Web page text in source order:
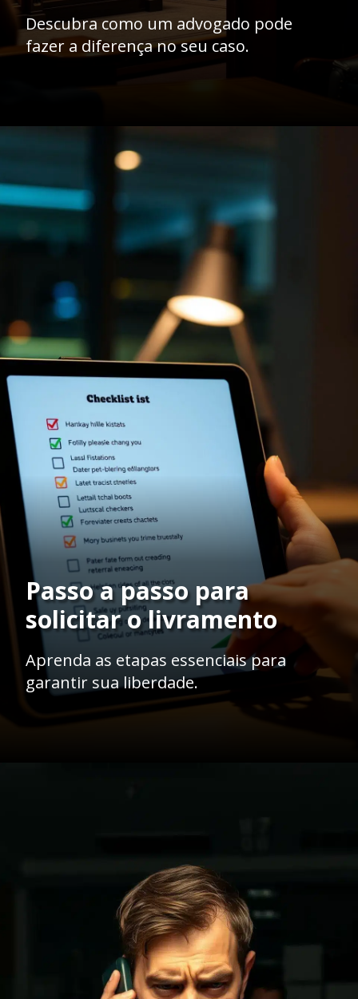
Descubra como um advogado pode
fazer a diferença no seu caso.
https://ademilsoncs.adv.br/
Passo a passo para
solicitar o livramento
Aprenda as etapas essenciais para
garantir sua liberdade.